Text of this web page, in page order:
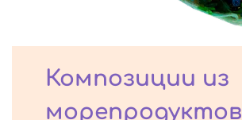
Композиции из
морепродуктов